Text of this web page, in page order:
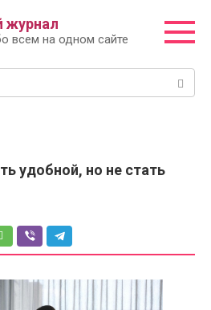
журнал
всем на одном сайте
удобной, но не стать